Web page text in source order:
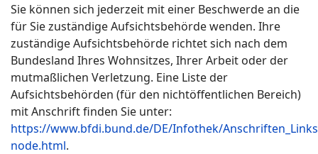
Sie können sich jederzeit mit einer Beschwerde an die
für Sie zuständige Aufsichtsbehörde wenden. Ihre
zuständige Aufsichtsbehörde richtet sich nach dem
Bundesland Ihres Wohnsitzes, Ihrer Arbeit oder der
mutmaßlichen Verletzung. Eine Liste der
Aufsichtsbehörden (für den nichtöffentlichen Bereich)
mit Anschrift finden Sie unter:
https://www.bfdi.bund.de/DE/Infothek/
node.html.